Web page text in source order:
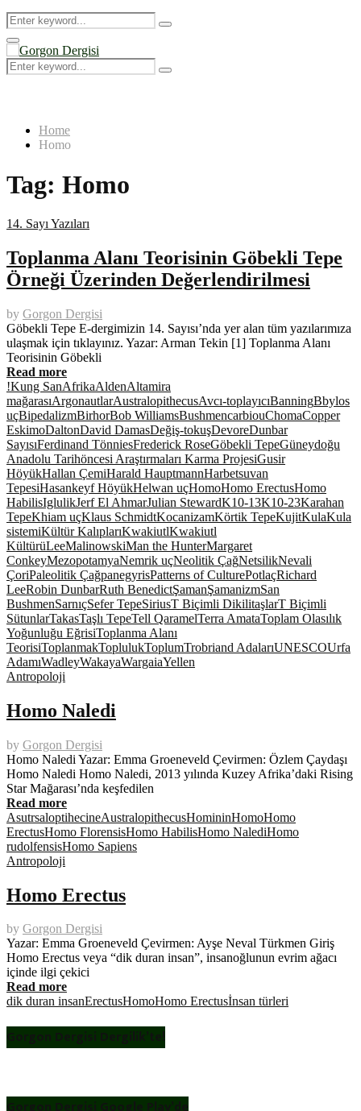
Search
for:
Search
Primary
Menu
Search
for:
Search
Home
Homo
Tag: Homo
14. Sayı Yazıları
Toplanma Alanı Teorisinin Göbekli Tepe
Örneği Üzerinden Değerlendirilmesi
by Gorgon Dergisi
Göbekli Tepe E-dergimizin 14. Sayısı’nda yer alan tüm yazılarımıza
ulaşmak için tıklayınız. Yazar: Arman Tekin [1] Toplanma Alanı
Teorisinin Göbekli
Read more
!Kung SanAfrikaAldenAltamira
mağarasıArgonautlarAustralopithecusAvcı-toplayıcıBanningBbylos
uçBipedalizmBirhorBob WilliamsBushmencarbiouChomaCopper
EskimoDaltonDavid DamasDeğiş-tokuşDevoreDunbar
SayısıFerdinand TönniesFrederick RoseGöbekli TepeGüneydoğu
Anadolu Tarihöncesi Araştırmaları Karma ProjesiGusir
HöyükHallan ÇemiHarald HauptmannHarbetsuvan
TepesiHasankeyf HöyükHelwan uçHomoHomo ErectusHomo
HabilisIglulikJerf El AhmarJulian StewardK10-13K10-23Karahan
TepeKhiam uçKlaus SchmidtKocanizamKörtik TepeKujitKulaKula
sistemiKültür KalıplarıKwakiutlKwakiutl
KültürüLeeMalinowskiMan the HunterMargaret
ConkeyMezopotamyaNemrik uçNeolitik ÇağNetsilikNevali
ÇoriPaleolitik ÇağpanegyrisPatterns of CulturePotlaçRichard
LeeRobin DunbarRuth BenedictŞamanŞamanizmSan
BushmenSarnıçSefer TepeSiriusT Biçimli DikilitaşlarT Biçimli
SütunlarTakasTaşlı TepeTell QaramelTerra AmataToplam Olasılık
Yoğunluğu EğrisiToplanma Alanı
TeorisiToplanmakToplulukToplumTrobriand AdalarıUNESCOUrfa
AdamıWadleyWakayaWargaiaYellen
Antropoloji
Homo Naledi
by Gorgon Dergisi
Homo Naledi Yazar: Emma Groeneveld Çevirmen: Özlem Çaydaşı
Homo Naledi Homo Naledi, 2013 yılında Kuzey Afrika’daki Rising
Star Mağarası’nda keşfedilen
Read more
AsutrsaloptihecineAustralopithecusHomininHomoHomo
ErectusHomo FlorensisHomo HabilisHomo NalediHomo
rudolfensisHomo Sapiens
Antropoloji
Homo Erectus
by Gorgon Dergisi
Yazar: Emma Groeneveld Çevirmen: Ayşe Neval Türkmen Giriş
Homo Erectus veya “dik duran insan”, insanoğlunun evrim ağacı
içinde ilgi çekici
Read more
dik duran insanErectusHomoHomo Erectusİnsan türleri
Gorgon Dergisi Dergilik’te!